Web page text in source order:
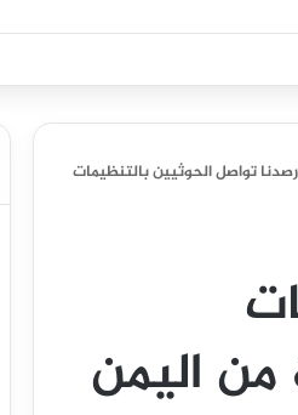
هجمات الحوثيين
تواصل الحوثيين بالتنظيمات
اليمن